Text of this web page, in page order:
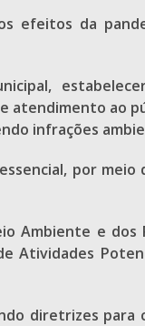
efeitos da
atendimento ao
infrações
por meio
e dos
diretrizes